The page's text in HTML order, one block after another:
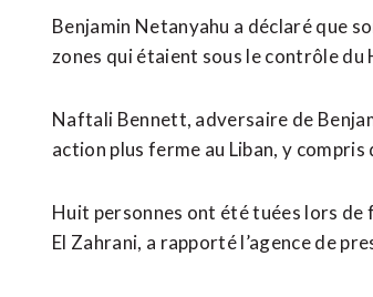
Benjamin Netanyahu a déclaré que
zones qui étaient sous le contrôle du
Naftali Bennett, adversaire de
action plus ferme au Liban, ​y
Huit personnes ont été tuées lors de
El Zahrani, ​a rapporté l’agence de